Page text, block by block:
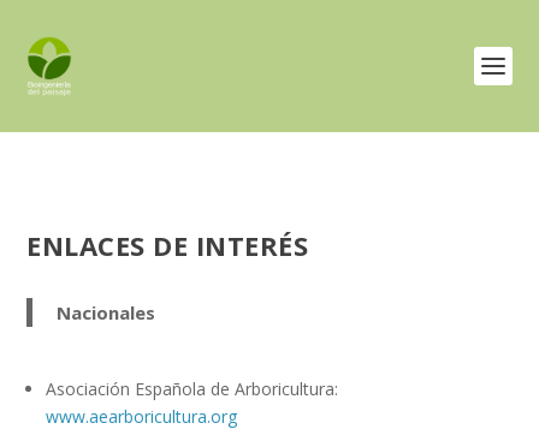
ENLACES DE INTERÉS
Nacionales
Asociación Española de Arboricultura:
www.aearboricultura.org